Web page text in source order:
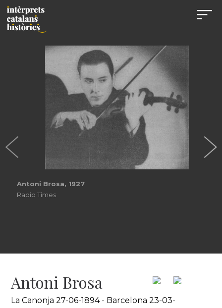
Antoni Brosa, 1927
Radio Times
Antoni Brosa
La Canonja 27-06-1894 - Barcelona 23-03-